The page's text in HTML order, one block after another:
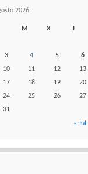
2026
M X J
3
4 5 6
10
11 12 13
17
18 19 20
24
25 26 27
31
« Jul